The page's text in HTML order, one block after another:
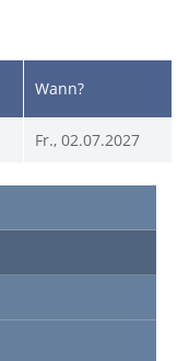
Wann?
Fr., 02.07.2027